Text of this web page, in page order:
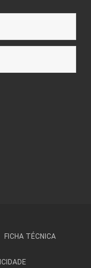
FICHA TÉCNICA